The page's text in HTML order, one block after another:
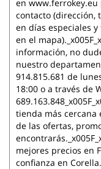
en
contacto (dirección,
en días especiales
en el
información, no
nuestro
914.815.681 de
18:00 o a través de
tienda más cercana
de las ofertas,
mejores precios en
confianza en Corella.